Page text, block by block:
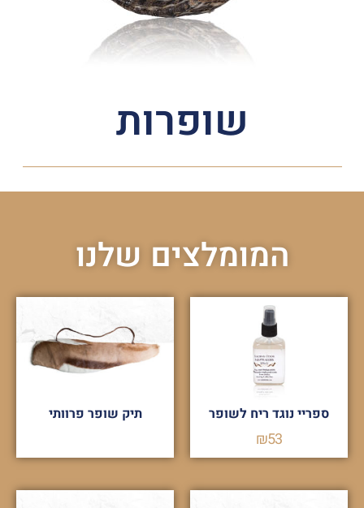
שופרות
המומלצים שלנו
ספריי נוגד ריח לשופר
₪53
תיק שופר פרוותי